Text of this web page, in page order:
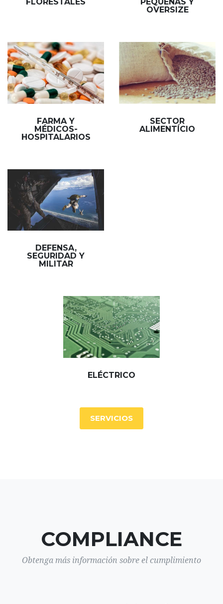
OVERSIZE
FARMA Y
MÉDICOS-
HOSPITALARIOS
SECTOR
ALIMENTÍCIO
DEFENSA,
SEGURIDAD Y
MILITAR
ELÉCTRICO
SERVICIOS
COMPLIANCE
Obtenga más información sobre el cumplimiento